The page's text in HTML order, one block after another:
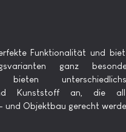
Funktionalität und
ganz
bieten
Kunststoff an, die
und Objektbau gerecht